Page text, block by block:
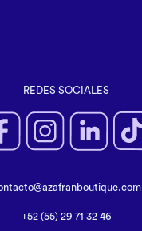
+52 (55) 29 71 32 46
REDES SOCIALES